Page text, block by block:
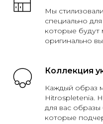
Мы
специально
которые будут
оригинально
Коллекция
Каждый образ
Hitrospletenia.
для вас
которые